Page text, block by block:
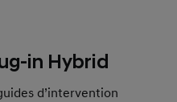
in Hybrid
d’intervention